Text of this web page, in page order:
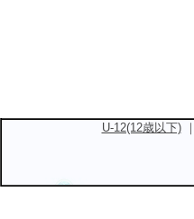
U-12(12歳以下)｜